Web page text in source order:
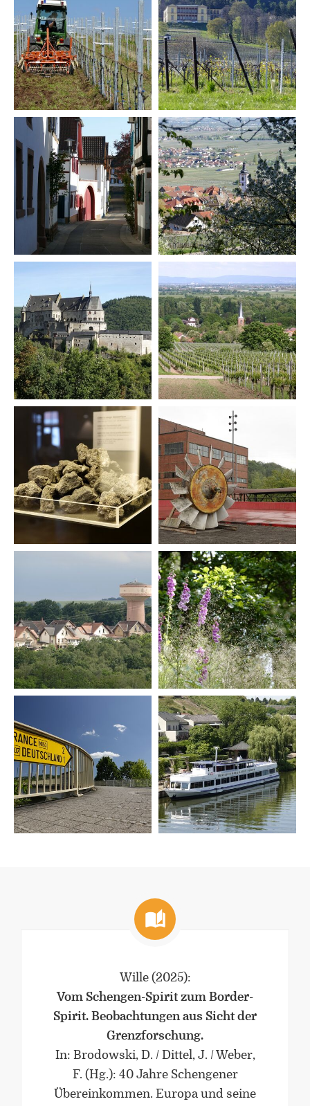
Wille (2025):
Vom Schengen-Spirit zum Border-
Spirit. Beobachtungen aus Sicht der
Grenzforschung.
In: Brodowski, D. / Dittel, J. / Weber,
F. (Hg.): 40 Jahre Schengener
Übereinkommen. Europa und seine